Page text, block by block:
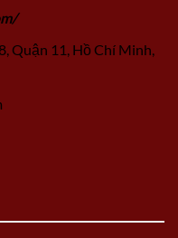
Quận 11, Hồ Chí Minh,